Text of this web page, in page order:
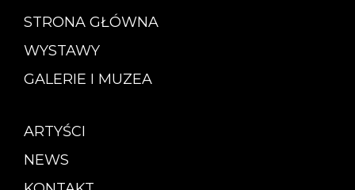
STRONA GŁÓWNA
WYSTAWY
GALERIE I MUZEA
ARTYŚCI
NEWS